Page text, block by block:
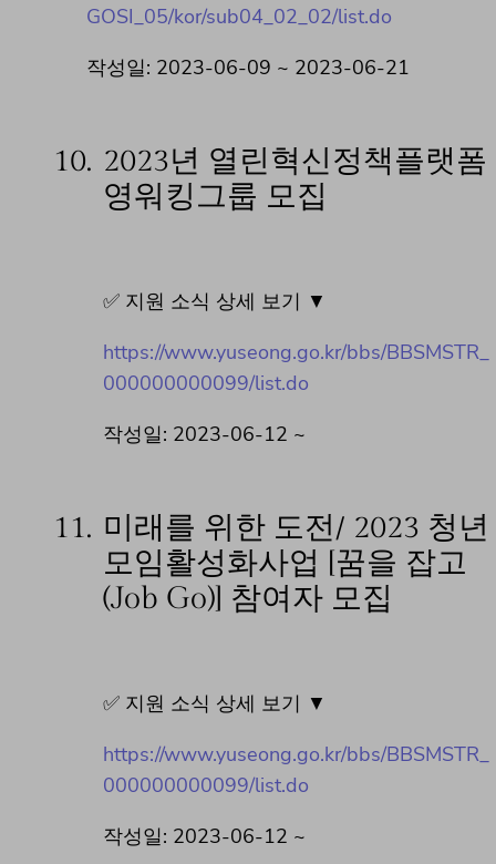
GOSI_05/kor/sub04_02_02/list.do
작성일: 2023-06-09 ~ 2023-06-21
10. 2023년 열린혁신정책플랫폼
영워킹그룹 모집
✅ 지원 소식 상세 보기 ▼
https://www.yuseong.go.kr/bbs/BBSMSTR_
000000000099/list.do
작성일: 2023-06-12 ~
11. 미래를 위한 도전/ 2023 청년
모임활성화사업 [꿈을 잡고
(Job Go)] 참여자 모집
✅ 지원 소식 상세 보기 ▼
https://www.yuseong.go.kr/bbs/BBSMSTR_
000000000099/list.do
작성일: 2023-06-12 ~